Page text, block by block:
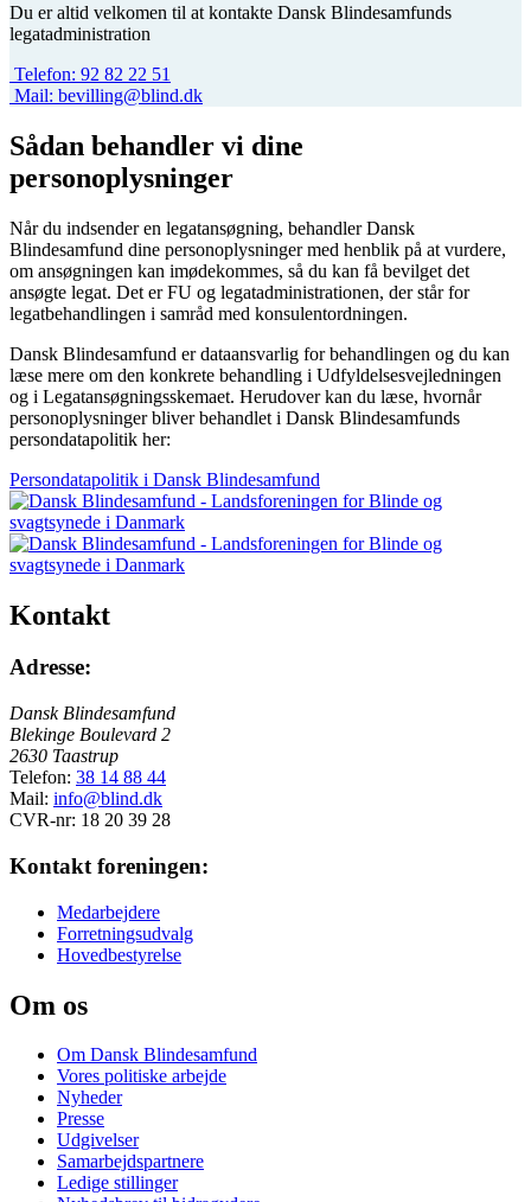
Du er altid velkomen til at kontakte Dansk Blindesamfunds
legatadministration
Telefon: 92 82 22 51
Mail: bevilling@blind.dk
Sådan behandler vi dine
personoplysninger
Når du indsender en legatansøgning, behandler Dansk
Blindesamfund dine personoplysninger med henblik på at vurdere,
om ansøgningen kan imødekommes, så du kan få bevilget det
ansøgte legat. Det er FU og legatadministrationen, der står for
legatbehandlingen i samråd med konsulentordningen.
Dansk Blindesamfund er dataansvarlig for behandlingen og du kan
læse mere om den konkrete behandling i Udfyldelsesvejledningen
og i Legatansøgningsskemaet. Herudover kan du læse, hvornår
personoplysninger bliver behandlet i Dansk Blindesamfunds
persondatapolitik her:
Persondatapolitik i Dansk Blindesamfund
Kontakt
Adresse:
Dansk Blindesamfund
Blekinge Boulevard 2
2630 Taastrup
Telefon: 38 14 88 44
Mail: info@blind.dk
CVR-nr: 18 20 39 28
Kontakt foreningen:
Medarbejdere
Forretningsudvalg
Hovedbestyrelse
Om os
Om Dansk Blindesamfund
Vores politiske arbejde
Nyheder
Presse
Udgivelser
Samarbejdspartnere
Ledige stillinger